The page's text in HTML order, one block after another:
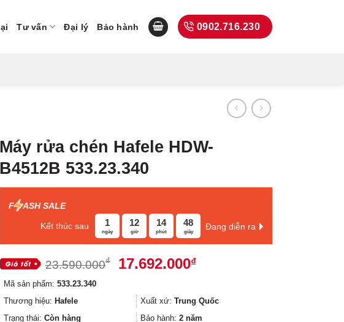
Tư vấn Đại lý Bảo hành 0902.716.230
Máy rửa chén Hafele HDW-
B4512B 533.23.340
F ASH SALE
Kết thúc sau 1
ngày
12
giờ
14
phút
47
giây
Đang diễn ra
23.590.000₫
Giá
23.590.000₫.
17.692.000₫Giá
là:
17.692.000₫.
Mã sản phẩm: 533.23.340
Thương hiệu: Hafele Xuất xứ: Trung Quốc
Trạng thái: Còn hàng Bảo hành: 2 năm